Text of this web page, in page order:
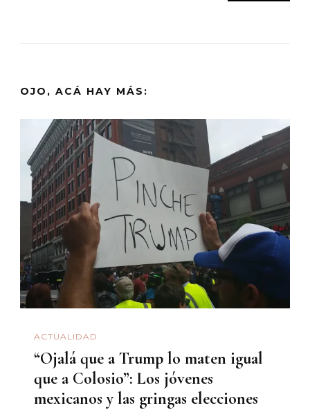
OJO, ACÁ HAY MÁS:
ACTUALIDAD
“Ojalá que a Trump lo maten igual
que a Colosio”: Los jóvenes
mexicanos y las gringas elecciones